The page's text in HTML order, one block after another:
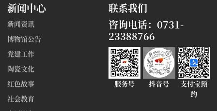
新闻中心
新闻资讯
博物馆公告
党建工作
陶瓷文化
红色故事
社会教育
联系我们
咨询电话：0731-
23388766
服务号 抖音号
支付宝预
约